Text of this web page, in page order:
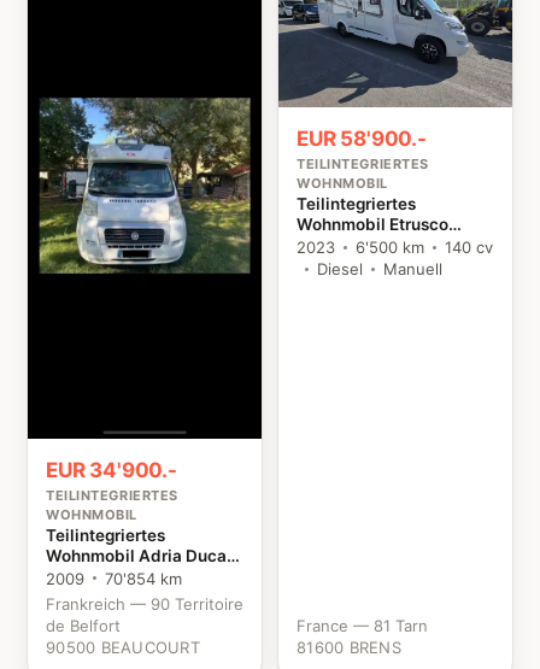
EUR 34'900.-
TEILINTEGRIERTES
WOHNMOBIL
Teilintegriertes
Wohnmobil Adria Ducato
Fiat
2009
70'854 km
Frankreich — 90 Territoire
de Belfort
90500 BEAUCOURT
EUR 58'900.-
TEILINTEGRIERTES
WOHNMOBIL
Teilintegriertes
Wohnmobil Etrusco
T7400SBC Citroën
2023 6'500 km
140 cv
Diesel
Manuell
France — 81 Tarn
81600 BRENS